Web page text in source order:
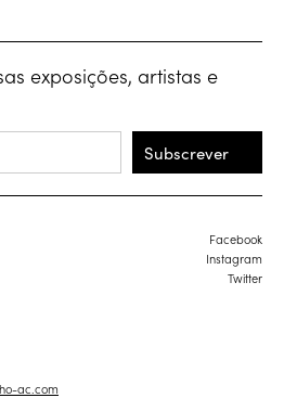
exposições, artistas e
Subscrever
Facebook
Instagram
Twitter
ac.com